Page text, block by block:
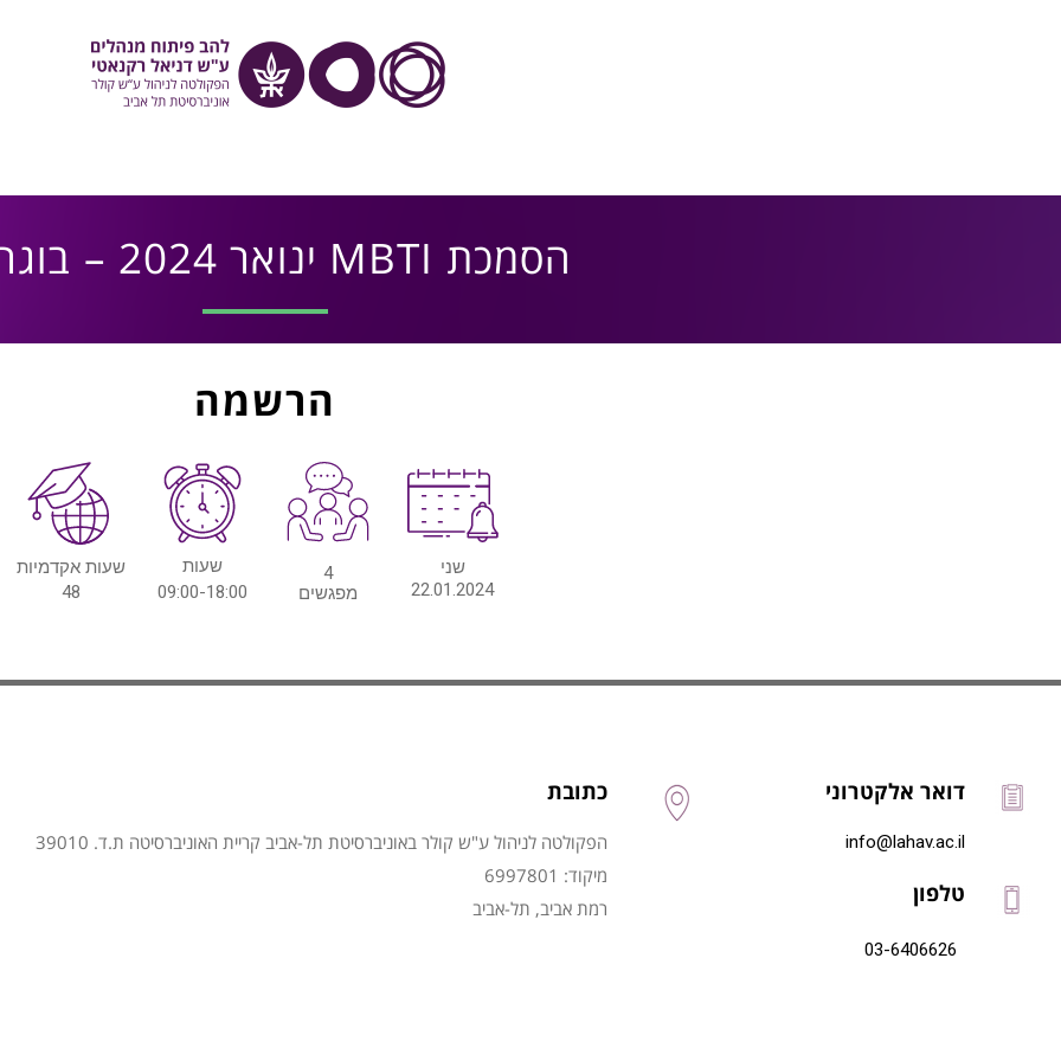
הסמכת MBTI ינואר 2024 – בוגרים
הרשמה
שני
22.01.2024
4
מפגשים
שעות
09:00-18:00
שעות אקדמיות
48
דואר אלקטרוני
info@lahav.ac.il
טלפון
03-6406626
כתובת
הפקולטה לניהול ע"ש קולר באוניברסיטת תל-אביב קריית האוניברסיטה ת.ד. 39010
מיקוד: 6997801
רמת אביב, תל-אביב